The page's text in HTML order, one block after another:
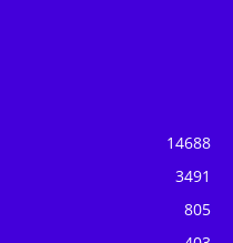
14688
3491
805